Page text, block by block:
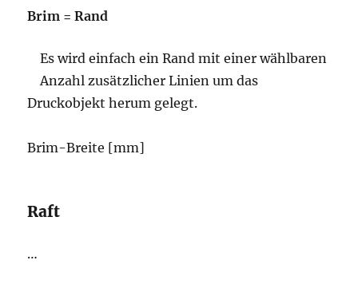
Brim = Rand
Es wird einfach ein Rand mit einer wählbaren
Anzahl zusätzlicher Linien um das
Druckobjekt herum gelegt.
Brim-Breite [mm]
Raft
…